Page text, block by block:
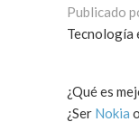
Publicado
Tecnología
¿Qué es
¿Ser Nokia o